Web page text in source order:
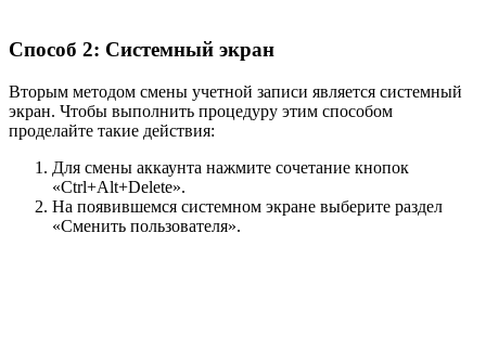
Способ 2: Системный экран
Вторым методом смены учетной записи является системный
экран. Чтобы выполнить процедуру этим способом
проделайте такие действия:
Для смены аккаунта нажмите сочетание кнопок
«Ctrl+Alt+Delete».
На появившемся системном экране выберите раздел
«Сменить пользователя».